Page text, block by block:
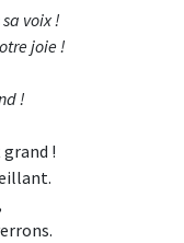
voix !
joie !
!
!